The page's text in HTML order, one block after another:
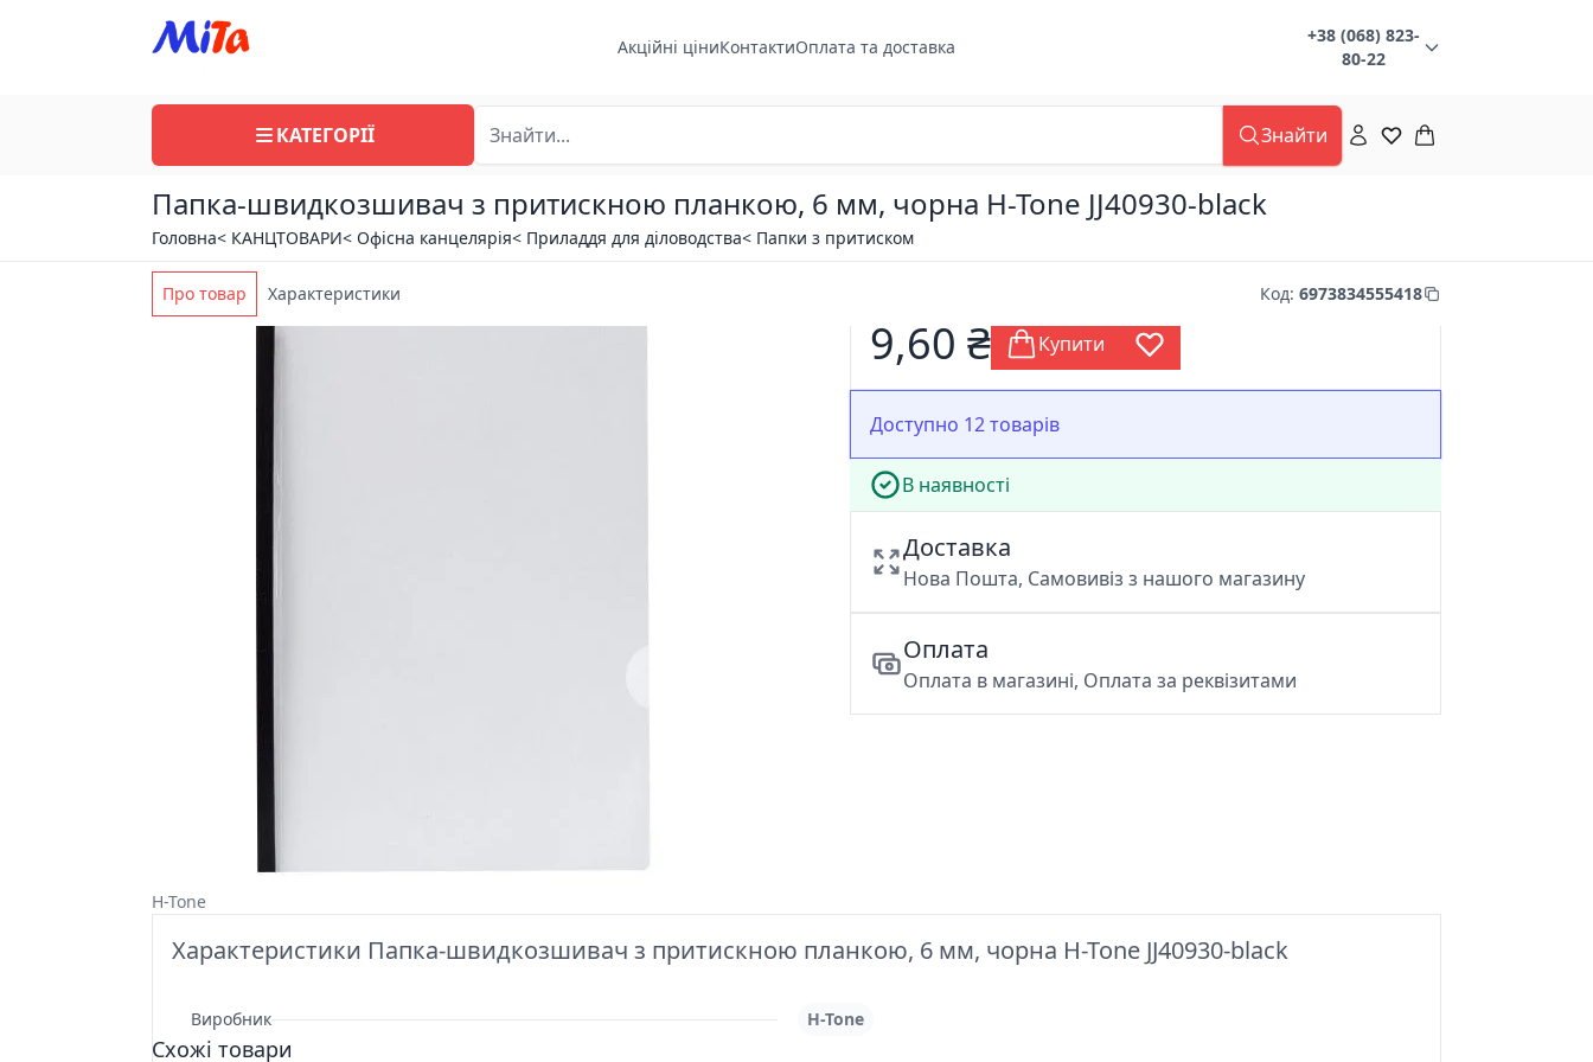
Акційні ціниКонтактиОплата та доставка
+38 (068) 823-
80-22
КАТЕГОРІЇ Знайти
Папка-швидкозшивач з притискною планкою, 6 мм, чорна H-Tone JJ40930-black
Головна< КАНЦТОВАРИ< Офісна канцелярія< Приладдя для діловодства< Папки з притиском
Про товар Характеристики Код: 6973834555418
H-Tone
9,60 ₴ Купити
Доступно 12 товарів
В наявності
Доставка
Нова Пошта, Самовивіз з нашого магазину
Оплата
Оплата в магазині, Оплата за реквізитами
Характеристики Папка-швидкозшивач з притискною планкою, 6 мм, чорна H-Tone JJ40930-black
Виробник H-Tone
Схожі товари